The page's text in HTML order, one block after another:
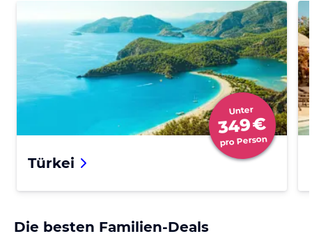
Türkei
Unter
349€
pro Person
Die besten Familien-Deals